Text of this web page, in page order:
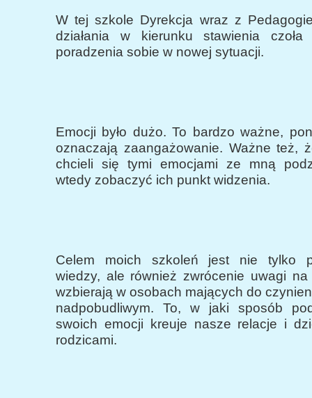
W tej szkole Dyrekcja wraz z
działania w kierunku stawienia
poradzenia sobie w nowej sytuacji.
Emocji było dużo. To bardzo ważne,
oznaczają zaangażowanie. Ważne też,
chcieli się tymi emocjami ze mną
wtedy zobaczyć ich punkt widzenia.
Celem moich szkoleń jest nie tylko
wiedzy, ale również zwrócenie uwagi
wzbierają w osobach mających do
nadpobudliwym. To, w jaki sposób
swoich emocji kreuje nasze relacje i
rodzicami.